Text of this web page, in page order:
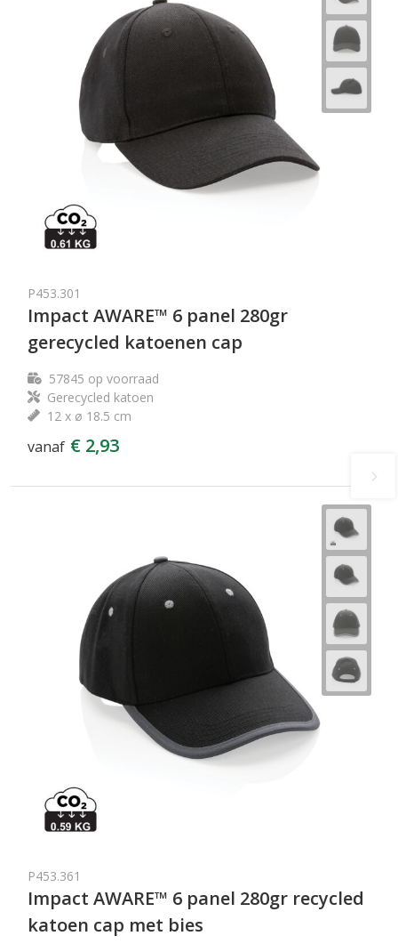
P453.301
Impact AWARE™ 6 panel 280gr
gerecycled katoenen cap
57845 op voorraad
Gerecycled katoen
12 x ø 18.5 cm
vanaf € 2,93
P453.361
Impact AWARE™ 6 panel 280gr recycled
katoen cap met bies